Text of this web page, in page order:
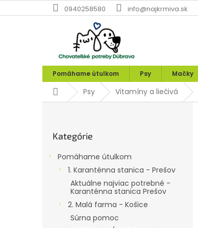
na
0940258580 info@najkrmiva.sk
Pomáhame útulkom Psy Mačky
DomovPsy Vitamíny a liečivá
kategórie
Kategórie
Pomáhame útulkom
1. Karanténna stanica - Prešov
Aktuálne najviac potrebné -
Karanténna stanica Prešov
2. Malá farma - Košice
Súrna pomoc